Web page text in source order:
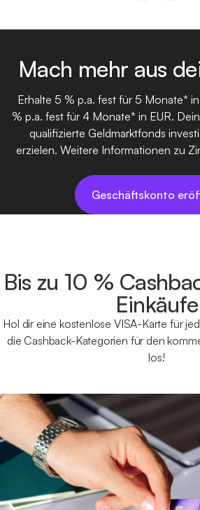
Mach mehr aus
Erhalte 5 % p.a. fest für 5 Monate*
% p.a. fest für 4 Monate* in EUR.
qualifizierte Geldmarktfonds
erzielen. Weitere Informationen zu
Geschäftskonto
Bis zu 10 %
Einkäufe
Hol dir eine kostenlose VISA-Karte für
die Cashback-Kategorien für den
los!